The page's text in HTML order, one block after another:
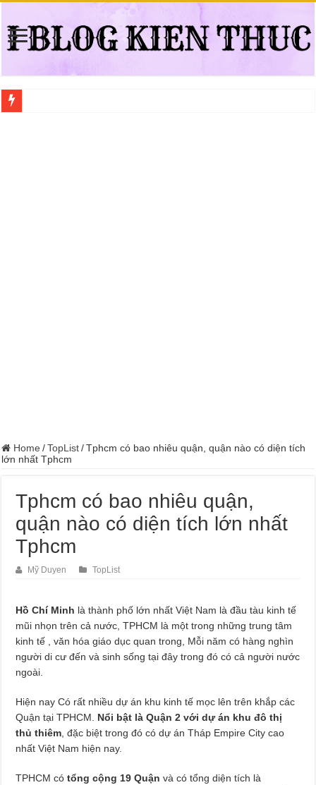
Home / TopList / Tphcm có bao nhiêu quận, quận nào có diện tích
lớn nhất Tphcm
Tphcm có bao nhiêu quận,
quận nào có diện tích lớn nhất
Tphcm
Mỹ Duyen TopList
Hồ Chí Minh là thành phố lớn nhất Việt Nam là đầu tàu kinh tế
mũi nhọn trên cả nước, TPHCM là một trong những trung tâm
kinh tế , văn hóa giáo dục quan trong, Mỗi năm có hàng nghìn
người di cư đến và sinh sống tại đây trong đó có cả người nước
ngoài.
Hiện nay Có rất nhiều dự án khu kinh tế mọc lên trên khắp các
Quận tại TPHCM. Nổi bật là Quận 2 với dự án khu đô thị
thủ thiêm, đặc biệt trong đó có dự án Tháp Empire City cao
nhất Việt Nam hiện nay.
TPHCM cótổng cộng 19 Quận và có tổng diện tích là